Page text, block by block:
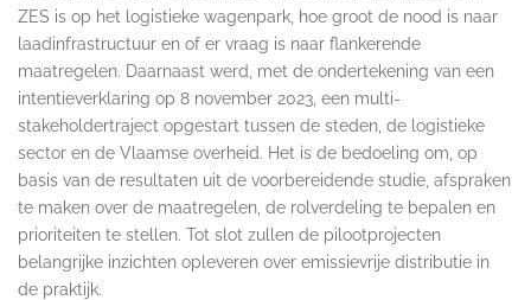
ZES is op het logistieke wagenpark, hoe groot de nood is naar
laadinfrastructuur en of er vraag is naar flankerende
maatregelen. Daarnaast werd, met de ondertekening van een
intentieverklaring op 8 november 2023, een multi-
stakeholdertraject opgestart tussen de steden, de logistieke
sector en de Vlaamse overheid. Het is de bedoeling om, op
basis van de resultaten uit de voorbereidende studie, afspraken
te maken over de maatregelen, de rolverdeling te bepalen en
prioriteiten te stellen. Tot slot zullen de pilootprojecten
belangrijke inzichten opleveren over emissievrije distributie in
de praktijk.